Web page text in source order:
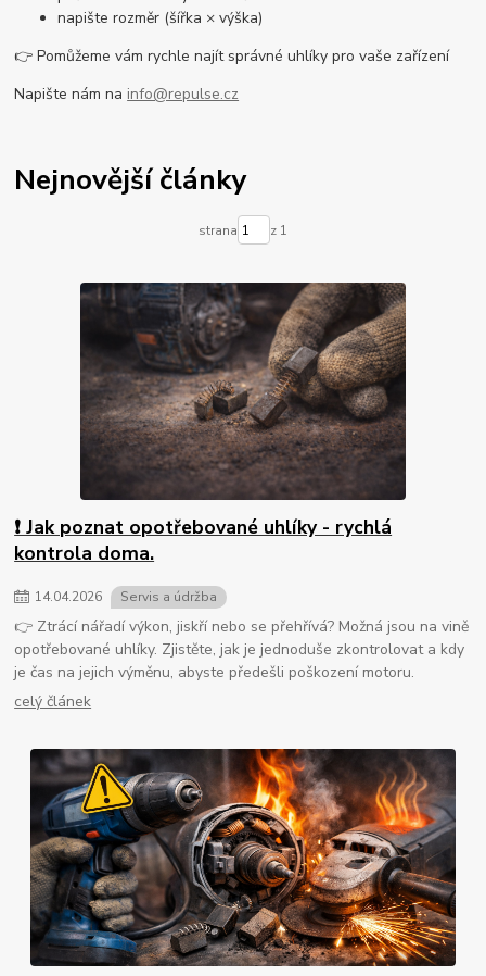
napište rozměr (šířka × výška)
👉 Pomůžeme vám rychle najít správné uhlíky pro vaše zařízení
Napište nám na info@repulse.cz
Nejnovější články
strana z 1
❗ Jak poznat opotřebované uhlíky - rychlá
kontrola doma.
14.04.2026 Servis a údržba
👉 Ztrácí nářadí výkon, jiskří nebo se přehřívá? Možná jsou na vině
opotřebované uhlíky. Zjistěte, jak je jednoduše zkontrolovat a kdy
je čas na jejich výměnu, abyste předešli poškození motoru.
celý článek